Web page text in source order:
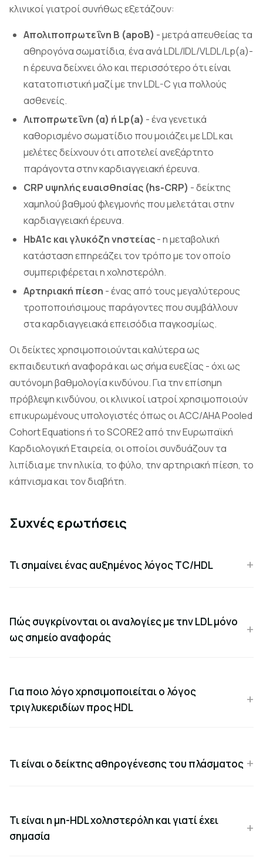
κλινικοί γιατροί συνήθως εξετάζουν:
Απολιποπρωτεΐνη Β (apoB) - μετρά απευθείας τα
αθηρογόνα σωματίδια, ένα ανά LDL/IDL/VLDL/Lp(a)-
η έρευνα δείχνει όλο και περισσότερο ότι είναι
κατατοπιστική μαζί με την LDL-C για πολλούς
ασθενείς.
Λιποπρωτεΐνη (α) ή Lp(a) - ένα γενετικά
καθορισμένο σωματίδιο που μοιάζει με LDL και
μελέτες δείχνουν ότι αποτελεί ανεξάρτητο
παράγοντα στην καρδιαγγειακή έρευνα.
CRP υψηλής ευαισθησίας (hs-CRP) - δείκτης
χαμηλού βαθμού φλεγμονής που μελετάται στην
καρδιαγγειακή έρευνα.
HbA1c και γλυκόζη νηστείας- η μεταβολική
κατάσταση επηρεάζει τον τρόπο με τον οποίο
συμπεριφέρεται η χοληστερόλη.
Αρτηριακή πίεση - ένας από τους μεγαλύτερους
τροποποιήσιμους παράγοντες που συμβάλλουν
στα καρδιαγγειακά επεισόδια παγκοσμίως.
Οι δείκτες χρησιμοποιούνται καλύτερα ως
εκπαιδευτική αναφορά και ως σήμα ευεξίας - όχι ως
αυτόνομη βαθμολογία κινδύνου. Για την επίσημη
πρόβλεψη κινδύνου, οι κλινικοί ιατροί χρησιμοποιούν
επικυρωμένους υπολογιστές όπως οι ACC/AHA Pooled
Cohort Equations ή το SCORE2 από την Ευρωπαϊκή
Καρδιολογική Εταιρεία, οι οποίοι συνδυάζουν τα
λιπίδια με την ηλικία, το φύλο, την αρτηριακή πίεση, το
κάπνισμα και τον διαβήτη.
Συχνές ερωτήσεις
Τι σημαίνει ένας αυξημένος λόγος TC/HDL
Πώς συγκρίνονται οι αναλογίες με την LDL μόνο
ως σημείο αναφοράς
Για ποιο λόγο χρησιμοποιείται ο λόγος
τριγλυκεριδίων προς HDL
Τι είναι ο δείκτης αθηρογένεσης του πλάσματος
Τι είναι η μη-HDL χοληστερόλη και γιατί έχει
σημασία